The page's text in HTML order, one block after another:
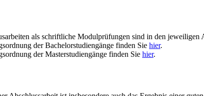
als schriftliche Modulprüfungen sind in den jeweiligen
der Bachelorstudiengänge finden Sie hier.
der Masterstudiengänge finden Sie hier.